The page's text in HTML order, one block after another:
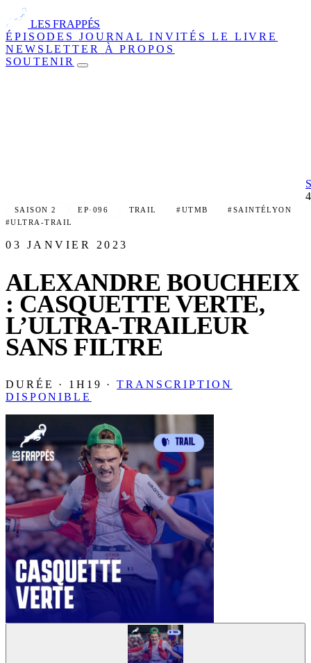
LES FRAPPÉS
ÉPISODES JOURNAL INVITÉSLE LIVRE
NEWSLETTER À PROPOS
SOUTENIR
SAISON 2 EP·096 TRAIL #UTMB
#SAINTÉLYON
#ULTRA-TRAIL
03 JANVIER 2023
ALEXANDRE BOUCHEIX
: CASQUETTE VERTE,
L’ULTRA-TRAILEUR
SANS FILTRE
DURÉE · 1H19 ·TRANSCRIPTION
DISPONIBLE